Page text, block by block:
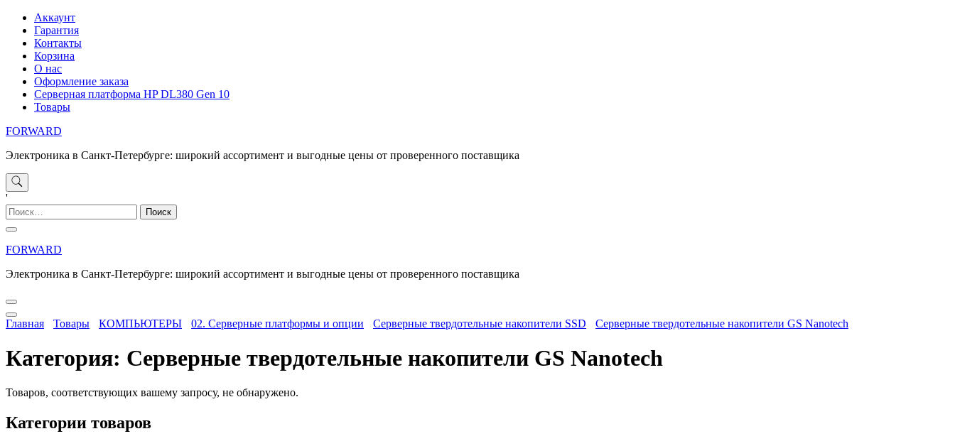
Перейти
содержимому
Аккаунт
Гарантия
Контакты
Корзина
О нас
Оформление заказа
Серверная платформа HP DL380 Gen 10
Товары
FORWARD
Электроника в Санкт-Петербурге: широкий ассортимент и выгодные цены от проверенного поставщика
'
Найти:
FORWARD
Электроника в Санкт-Петербурге: широкий ассортимент и выгодные цены от проверенного поставщика
Главная Товары КОМПЬЮТЕРЫ 02. Серверные платформы и опции Серверные твердотельные накопители SSD Cерверные твердотельные накопители GS Nanotech
Категория: Cерверные твердотельные накопители GS Nanotech
Товаров, соответствующих вашему запросу, не обнаружено.
Категории товаров